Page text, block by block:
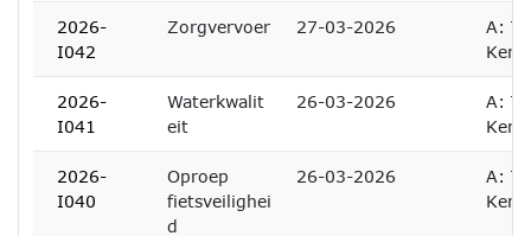
2026-
I042
Zorgvervoer 27-03-2026
A:
2026-
I041
Waterkwalit
eit
26-03-2026
A:
2026-
I040
Oproep
fietsveilighei
d
26-03-2026
A: